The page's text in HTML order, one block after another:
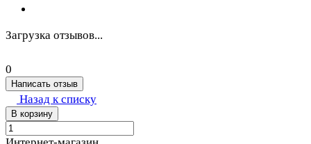
Загрузка отзывов...
0
Написать отзыв
Назад к списку
В корзину